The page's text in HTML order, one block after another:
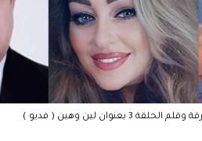
3 بعنوان لين وهين ( فديو )